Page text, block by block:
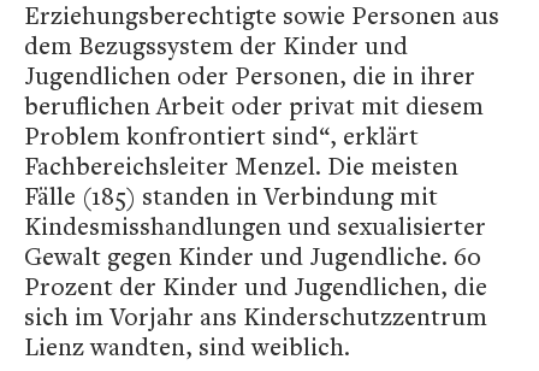
Erziehungsberechtigte sowie Personen aus
dem Bezugssystem der Kinder und
Jugendlichen oder Personen, die in ihrer
beruflichen Arbeit oder privat mit diesem
Problem konfrontiert sind“, erklärt
Fachbereichsleiter Menzel. Die meisten
Fälle (185) standen in Verbindung mit
Kindesmisshandlungen und sexualisierter
Gewalt gegen Kinder und Jugendliche. 60
Prozent der Kinder und Jugendlichen, die
sich im Vorjahr ans Kinderschutzzentrum
Lienz wandten, sind weiblich.